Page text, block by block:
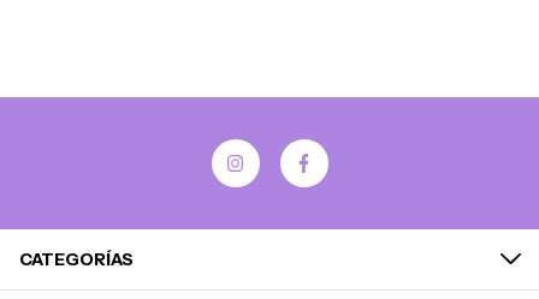
CATEGORÍAS